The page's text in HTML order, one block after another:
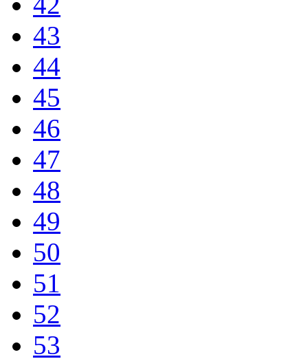
43
44
45
46
47
48
49
50
51
52
53